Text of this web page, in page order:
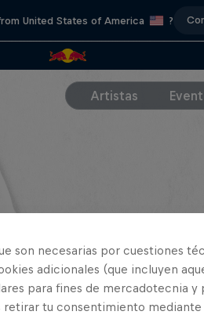
United States of America ?
Artistas
son necesarias por cuestiones
adicionales (que incluyen
para fines de mercadotecnia y
retirar tu consentimiento